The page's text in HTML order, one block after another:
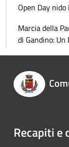
Open Day
Marcia della
di Gandino:
Recapiti e